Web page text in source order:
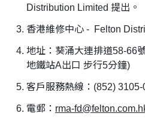
Distribution Limited 提出。
香港維修中心 - Felton
地址：葵涌大連排道58-66
地鐵站A出口 步行5分鐘)
客戶服務熱線：(852)
電郵： rma-